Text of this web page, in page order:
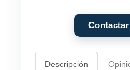
Descripción